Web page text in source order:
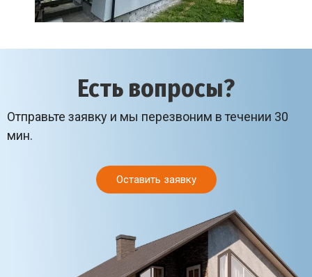
Есть вопросы?
Отправьте заявку и мы перезвоним в течении 30
мин.
Оставить заявку